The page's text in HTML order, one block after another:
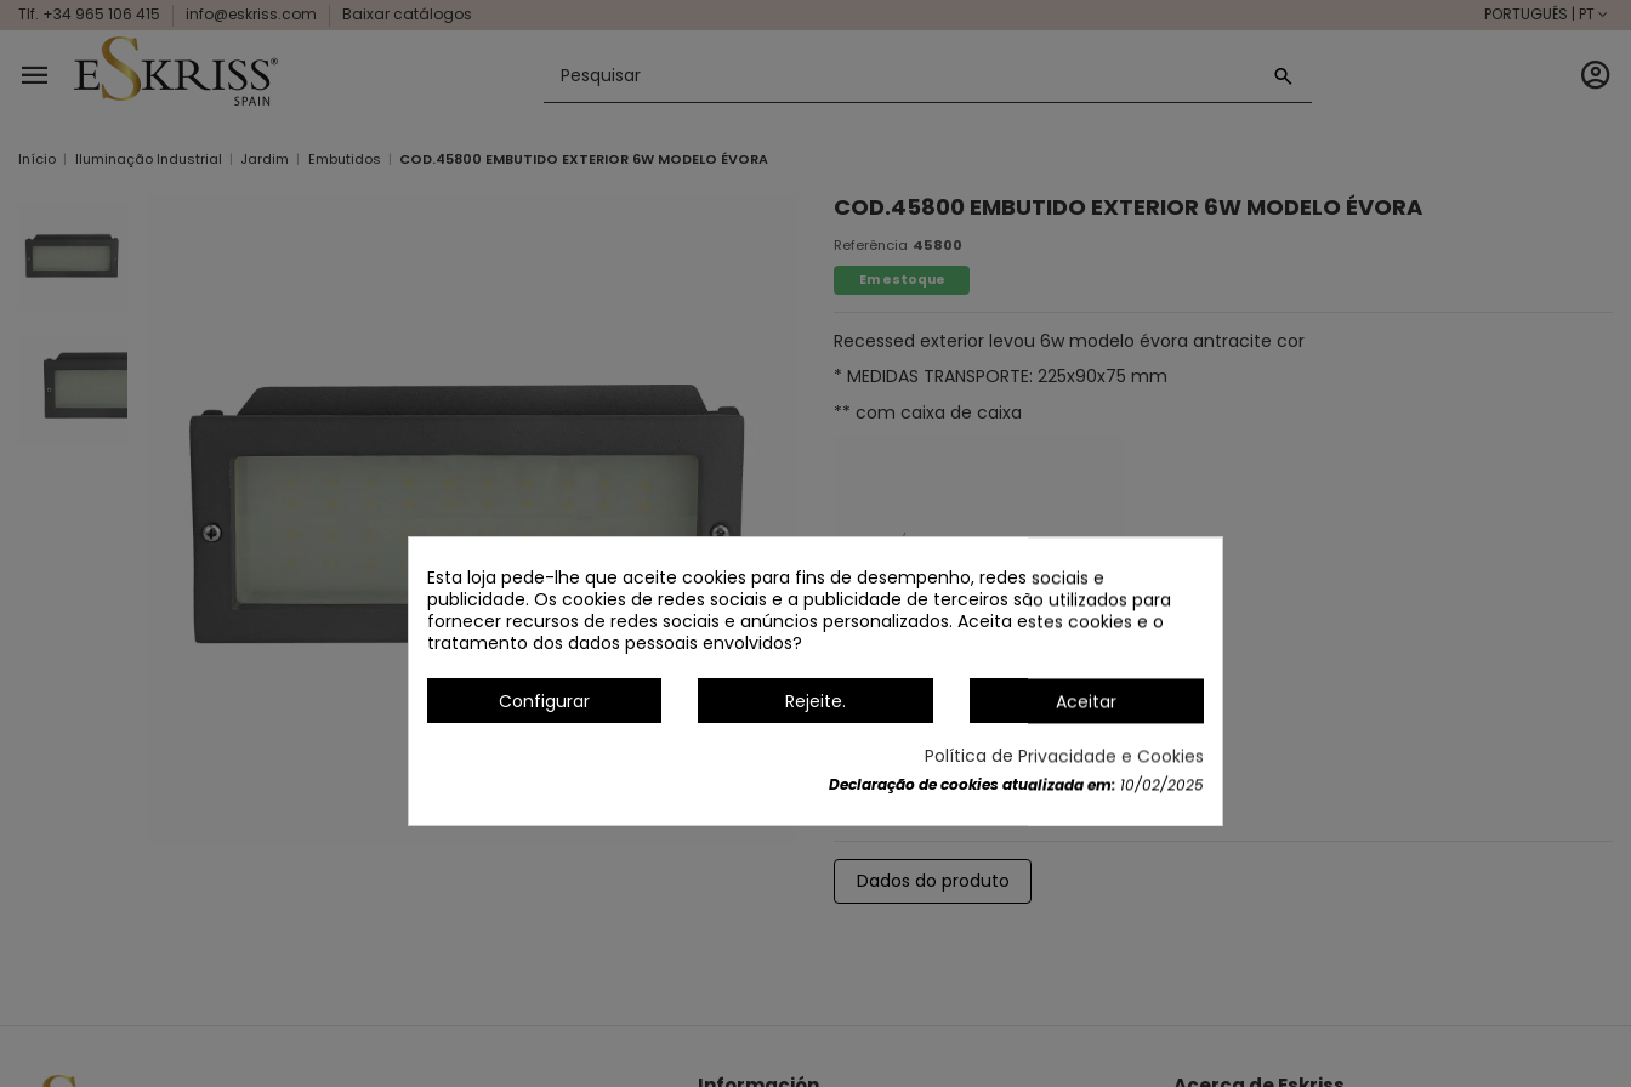
Tlf. +34 965 106 415 info@eskriss.com Baixar catálogos PORTUGUÊS | PT
Início Iluminação Industrial Jardim Embutidos COD.45800 EMBUTIDO EXTERIOR 6W MODELO ÉVORA
COD.45800 EMBUTIDO EXTERIOR 6W MODELO ÉVORA
Referência 45800
Em estoque
Recessed exterior levou 6w modelo évora antracite cor
* MEDIDAS TRANSPORTE: 225x90x75 mm
** com caixa de caixa
Dados do produto
Esta loja pede-lhe que aceite cookies para fins de desempenho, redes sociais e
publicidade. Os cookies de redes sociais e a publicidade de terceiros são utilizados para
fornecer recursos de redes sociais e anúncios personalizados. Aceita estes cookies e o
tratamento dos dados pessoais envolvidos?
Configurar Rejeite. Aceitar
Política de Privacidade e Cookies
Declaração de cookies atualizada em: 10/02/2025